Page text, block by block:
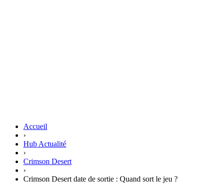
Accueil
›
Hub Actualité
›
Crimson Desert
›
Crimson Desert date de sortie : Quand sort le jeu ?